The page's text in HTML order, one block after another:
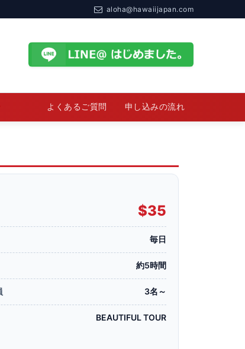
aloha@hawaiijapan.com
よくあるご質問 申し込みの流れ
$35
毎日
約5時間
3名～
BEAUTIFUL TOUR